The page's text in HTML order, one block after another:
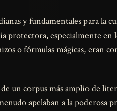
y fundamentales para la
protectora, especialmente
o fórmulas mágicas, eran
un corpus más amplio de
apelaban a la poderosa